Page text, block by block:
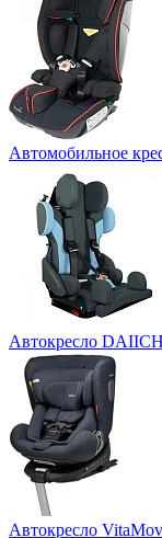
Автомобильное
Автокресло
Автокресло